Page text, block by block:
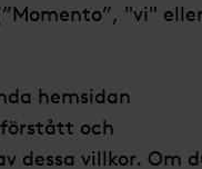
"vi"
hemsidan
och
dessa villkor. Om